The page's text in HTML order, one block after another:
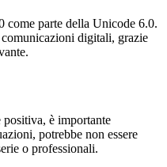
come parte della Unicode 6.0.
digitali, grazie
positiva, è importante
potrebbe non essere
o professionali.